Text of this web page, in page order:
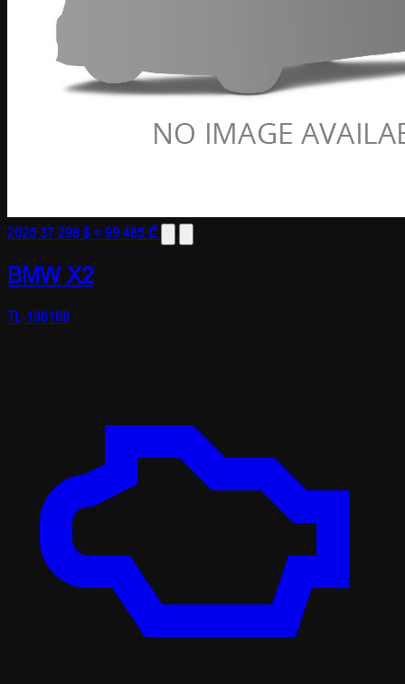
202537 298 $≈ 99 485 ₾
BMW X2
TL-196166